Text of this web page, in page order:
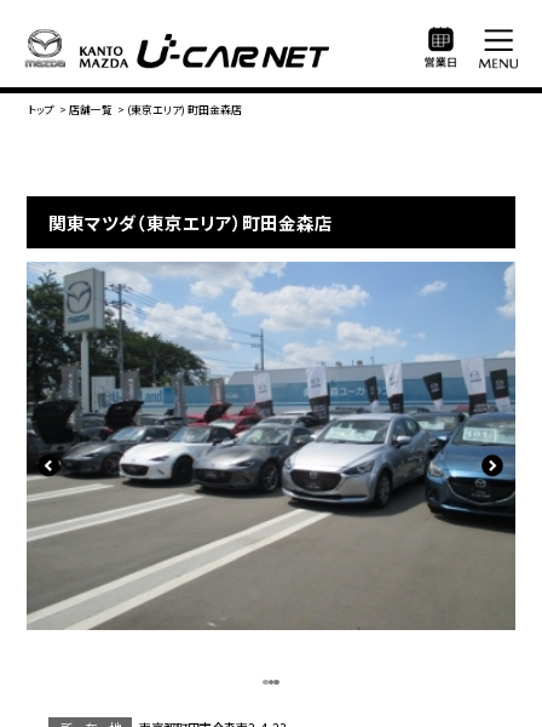
トップ > 店舗一覧 > (東京エリア) 町田金森店
関東マツダ（東京エリア）町田金森店